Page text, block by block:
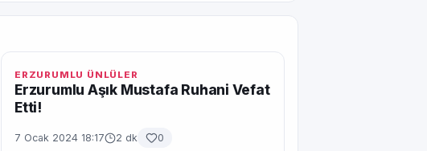
ERZURUMLU ÜNLÜLER
Erzurumlu Aşık Mustafa Ruhani Vefat
Etti!
7 Ocak 2024 18:17 2 dk 0